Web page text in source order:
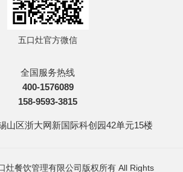
五口灶官方微信
全国服务热线
400-1576089
158-9593-3815
山区浙大网新国际科创园42单元15楼
灶餐饮管理有限公司版权所有 All Rights